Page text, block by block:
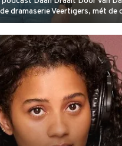
dramaserie Veertigers, mét de